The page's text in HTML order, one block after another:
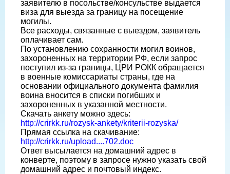
заявителю в посольстве/консульстве выдается
виза для выезда за границу на посещение
могилы.
Все расходы, связанные с выездом, заявитель
оплачивает сам.
По установлению сохранности могил воинов,
захороненных на территории РФ, если запрос
поступил из-за границы, ЦРИ РОКК обращается
в военные комиссариаты страны, где на
основании официального документа фамилия
воина вносится в списки погибших и
захороненных в указанной местности.
Скачать анкету можно здесь:
http://crirkk.ru/rozysk-ankety/kriterii-rozyska/
Прямая ссылка на скачивание:
http://crirkk.ru/upload....702.doc
Ответ высылается на домашний адрес в
конверте, поэтому в запросе нужно указать свой
домашний адрес и почтовый индекс.